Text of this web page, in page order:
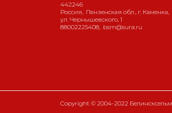
442246
Россия, Пензенская обл., г. Каменка,
ул. Чернышевского, 1
88002225408, bsm@sura.ru
Copyright © 2004-2022